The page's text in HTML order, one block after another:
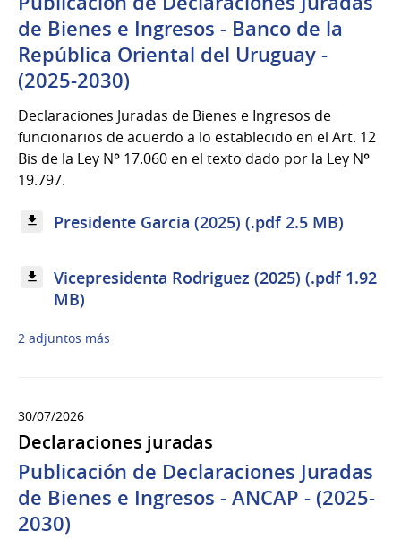
de Bienes e Ingresos - Banco de la
República Oriental del Uruguay -
(2025-2030)
Declaraciones Juradas de Bienes e Ingresos de
funcionarios de acuerdo a lo establecido en el Art. 12
Bis de la Ley Nº 17.060 en el texto dado por la Ley Nº
19.797.
Presidente Garcia (2025) (.pdf 2.5 MB)
Vicepresidenta Rodriguez (2025) (.pdf 1.92
MB)
2 adjuntos más
30/07/2026
Declaraciones juradas
Publicación de Declaraciones Juradas
de Bienes e Ingresos - ANCAP - (2025-
2030)